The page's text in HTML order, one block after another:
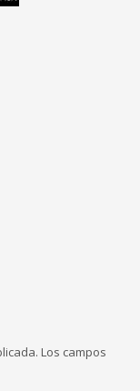
Los campos